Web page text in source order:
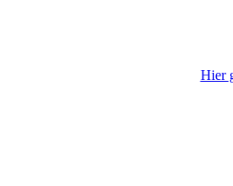
Hier